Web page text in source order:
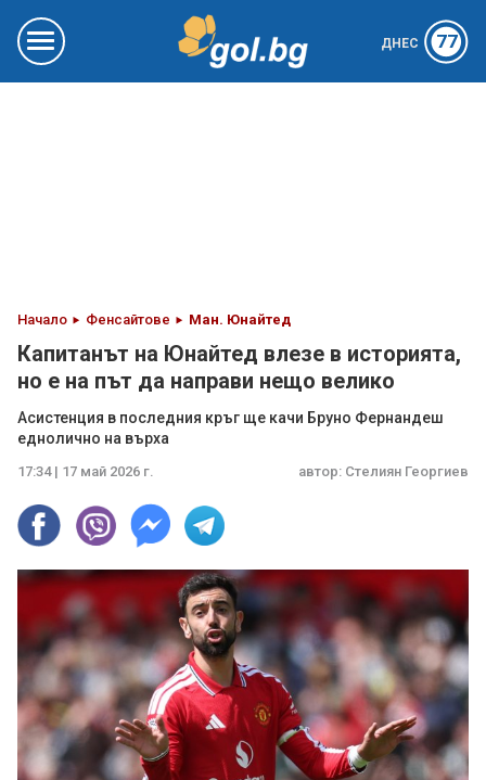
ДНЕС 77
Начало Фенсайтове Ман. Юнайтед
Капитанът на Юнайтед влезе в историята,
но е на път да направи нещо велико
Асистенция в последния кръг ще качи Бруно Фернандеш
еднолично на върха
17:34 | 17 май 2026 г. автор: Стелиян Георгиев